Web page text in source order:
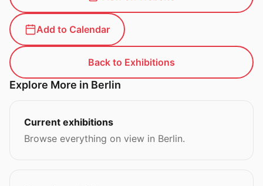
Add to Calendar
Back to Exhibitions
Explore More in Berlin
Current exhibitions
Browse everything on view in Berlin.